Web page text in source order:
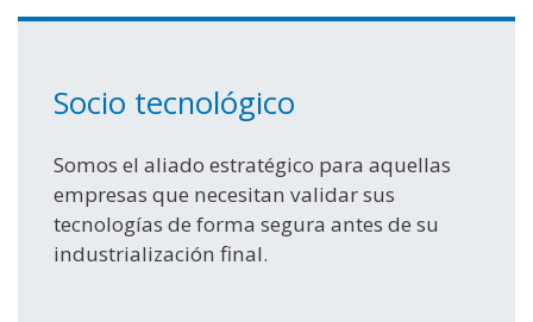
Socio tecnológico
Somos el aliado estratégico para aquellas
empresas que necesitan validar sus
tecnologías de forma segura antes de su
industrialización final.